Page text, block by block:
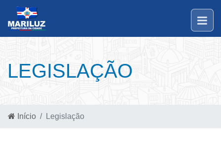
LEGISLAÇÃO
Início Legislação